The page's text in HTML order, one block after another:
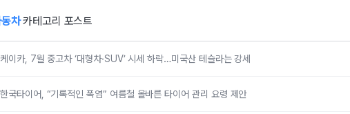
차카테고리 포스트
케이카, 7월 중고차 ‘대형차·SUV’ 시세 하락…미국산 테슬라는 강세
한국타이어, “기록적인 폭염” 여름철 올바른 타이어 관리 요령 제안